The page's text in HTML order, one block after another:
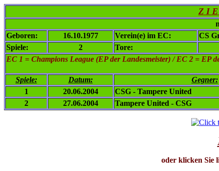
Z I E
Geboren:
16.10.1977 Verein(e) im EC:
CS
Spiele:
2
Tore:
EC 1 = Champions League (EP der Landesmeister) / EC 2 = EP
Spiele: Datum:
Gegner:
1
20.06.2004
CSG - Tampere United
2
27.06.2004 Tampere United - CSG
oder klicken Sie